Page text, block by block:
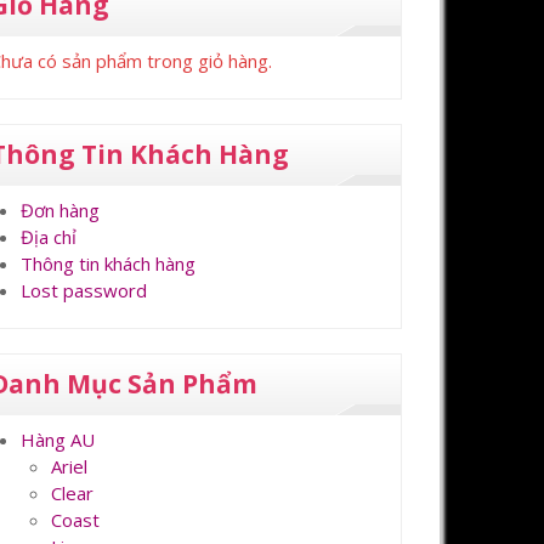
có sản phẩm trong giỏ hàng.
Tin Khách Hàng
Đơn hàng
Địa chỉ
Thông tin khách hàng
Lost password
Mục Sản Phẩm
Hàng AU
Ariel
Clear
Coast